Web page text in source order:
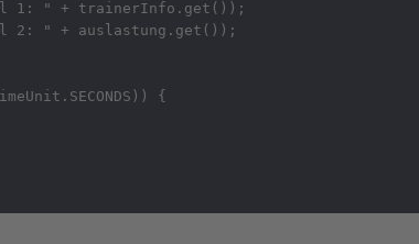
1: " + trainerInfo.get());
2: " + auslastung.get());
{